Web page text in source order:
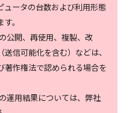
ュータの台数および利用形態
。
公開、再使用、複製、改
信可能化を含む）などは、
著作権法で認められる場合を
運用結果については、弊社